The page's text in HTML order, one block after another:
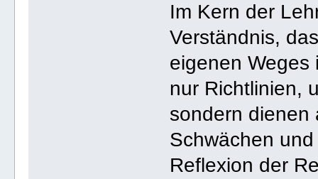
Im Kern der
Verständnis,
eigenen Weges
nur Richtlinien,
sondern dienen
Schwächen
Reflexion der